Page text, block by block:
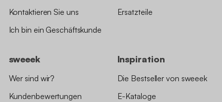
Kontaktieren Sie uns
Ich bin ein Geschäftskunde
Ersatzteile
sweeek
Wer sind wir?
Kundenbewertungen
Inspiration
Die Bestseller von sweeek
E-Kataloge